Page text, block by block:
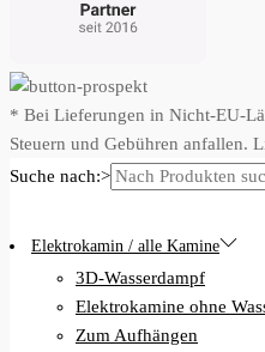
* Bei Lieferungen in Nicht-EU-
Steuern und Gebühren anfallen.
Suche nach:>
Elektrokamin / alle Kamine
3D-Wasserdampf
Elektrokamine ohne
Zum Aufhängen